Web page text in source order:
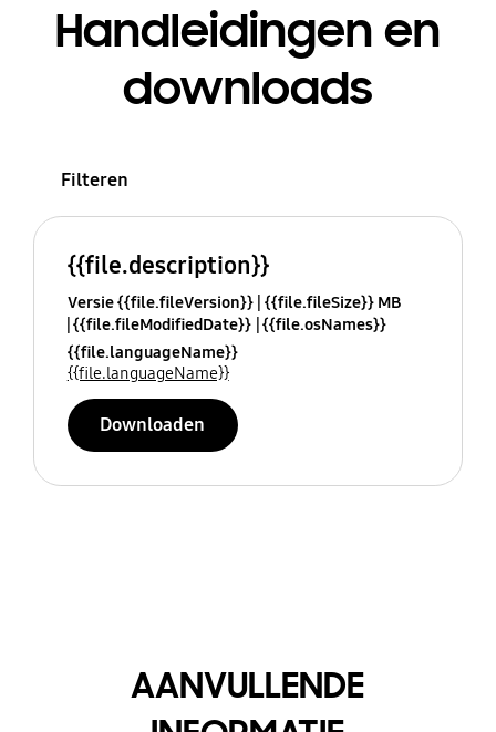
Handleidingen en
downloads
Filteren
{{file.description}}
Versie {{file.fileVersion}} {{file.fileSize}} MB
{{file.fileModifiedDate}} {{file.osNames}}
{{file.languageName}}
{{file.languageName}}
Downloaden
AANVULLENDE